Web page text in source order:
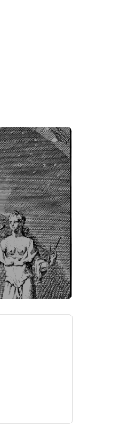
At This!
an optional,